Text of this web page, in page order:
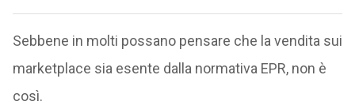
Sebbene in molti possano pensare che la vendita sui
marketplace sia esente dalla normativa EPR, non è
così.